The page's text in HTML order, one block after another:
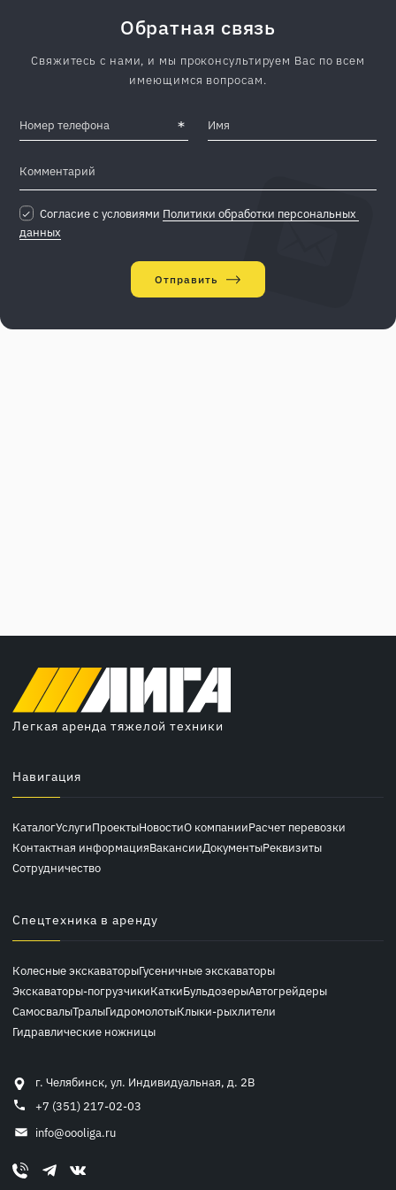
Обратная связь
Свяжитесь с нами, и мы проконсультируем Вас по всем
имеющимся вопросам.
Согласие с условиями Политики обработки персональных
данных
Отправить
Легкая аренда тяжелой техники
г. Челябинск, ул. Индивидуальная, д. 2В
+7 (351) 217-02-03
info@oooliga.ru
Навигация
КаталогУслугиПроектыНовостиО компанииРасчет перевозки
Контактная информацияВакансииДокументыРеквизиты
Сотрудничество
Спецтехника в аренду
Колесные экскаваторыГусеничные экскаваторы
Экскаваторы-погрузчикиКаткиБульдозерыАвтогрейдеры
СамосвалыТралыГидромолотыКлыки-рыхлители
Гидравлические ножницы